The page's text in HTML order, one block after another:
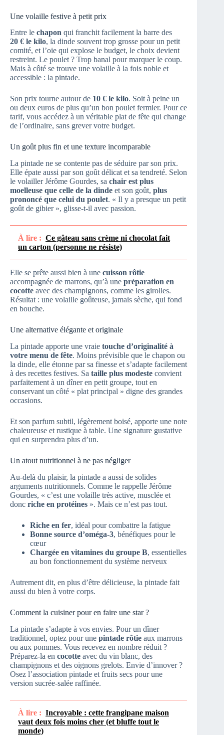
Une volaille festive à petit prix
Entre le chapon qui franchit facilement la barre des
20 € le kilo, la dinde souvent trop grosse pour un petit
comité, et l’oie qui explose le budget, le choix devient
restreint. Le poulet ? Trop banal pour marquer le coup.
Mais à côté se trouve une volaille à la fois noble et
accessible : la pintade.
Son prix tourne autour de 10 € le kilo. Soit à peine un
ou deux euros de plus qu’un bon poulet fermier. Pour ce
tarif, vous accédez à un véritable plat de fête qui change
de l’ordinaire, sans grever votre budget.
Un goût plus fin et une texture incomparable
La pintade ne se contente pas de séduire par son prix.
Elle épate aussi par son goût délicat et sa tendreté. Selon
le volailler Jérôme Gourdes, sa chair est plus
moelleuse que celle de la dinde et son goût, plus
prononcé que celui du poulet. « Il y a presque un petit
goût de gibier », glisse-t-il avec passion.
À lire : Ce gâteau sans crème ni chocolat fait
un carton (personne ne résiste)
Elle se prête aussi bien à une cuisson rôtie
accompagnée de marrons, qu’à une préparation en
cocotte avec des champignons, comme les girolles.
Résultat : une volaille goûteuse, jamais sèche, qui fond
en bouche.
Une alternative élégante et originale
La pintade apporte une vraie touche d’originalité à
votre menu de fête. Moins prévisible que le chapon ou
la dinde, elle étonne par sa finesse et s’adapte facilement
à des recettes festives. Sa taille plus modeste convient
parfaitement à un dîner en petit groupe, tout en
conservant un côté « plat principal » digne des grandes
occasions.
Et son parfum subtil, légèrement boisé, apporte une note
chaleureuse et rustique à table. Une signature gustative
qui en surprendra plus d’un.
Un atout nutritionnel à ne pas négliger
Au-delà du plaisir, la pintade a aussi de solides
arguments nutritionnels. Comme le rappelle Jérôme
Gourdes, « c’est une volaille très active, musclée et
donc riche en protéines ». Mais ce n’est pas tout.
Riche en fer, idéal pour combattre la fatigue
Bonne source d’oméga-3, bénéfiques pour le
cœur
Chargée en vitamines du groupe B, essentielles
au bon fonctionnement du système nerveux
Autrement dit, en plus d’être délicieuse, la pintade fait
aussi du bien à votre corps.
Comment la cuisiner pour en faire une star ?
La pintade s’adapte à vos envies. Pour un dîner
traditionnel, optez pour une pintade rôtie aux marrons
ou aux pommes. Vous recevez en nombre réduit ?
Préparez-la en cocotte avec du vin blanc, des
champignons et des oignons grelots. Envie d’innover ?
Osez l’association pintade et fruits secs pour une
version sucrée-salée raffinée.
À lire : Incroyable : cette frangipane maison
vaut deux fois moins cher (et bluffe tout le
monde)